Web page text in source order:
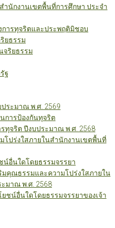
ำนักงานเขตพื้นที่การศึกษา ประจำ
การทุจริตและประพฤติมิชอบ
ยธรรม
จริยธรรม
ฐ
ระมาณ พ.ศ. 2569
การป้องกันทุจริต
ทุจริต ปีงบประมาณ พ.ศ. 2568
โปร่งใสภายในสำนักงานเขตพื้นที่
น์อื่นใดโดยธรรมจรรยา
มคุณธรรมและความโปร่งใสภายใน
มาณ พ.ศ. 2568
ชน์อื่นใดโดยธรรมจรรยาของเจ้า